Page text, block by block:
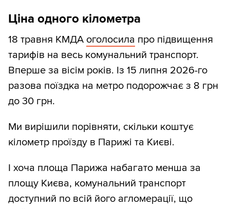
Ціна одного кілометра
18 травня КМДА оголосила про підвищення
тарифів на весь комунальний транспорт.
Вперше за вісім років. Із 15 липня 2026-го
разова поїздка на метро подорожчає з 8 грн
до 30 грн.
Ми вирішили порівняти, скільки коштує
кілометр проїзду в Парижі та Києві.
І хоча площа Парижа набагато менша за
площу Києва, комунальний транспорт
доступний по всій його агломерації, що